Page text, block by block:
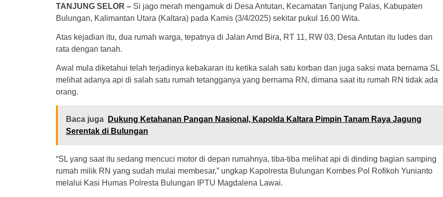
TANJUNG SELOR – Si jago merah mengamuk di Desa Antutan, Kecamatan Tanjung Palas, Kabupaten
Bulungan, Kalimantan Utara (Kaltara) pada Kamis (3/4/2025) sekitar pukul 16.00 Wita.
Atas kejadian itu, dua rumah warga, tepatnya di Jalan Amd Bira, RT 11, RW 03, Desa Antutan itu ludes dan
rata dengan tanah.
Awal mula diketahui telah terjadinya kebakaran itu ketika salah satu korban dan juga saksi mata bernama SL
melihat adanya api di salah satu rumah tetangganya yang bernama RN, dimana saat itu rumah RN tidak ada
orang.
Baca juga
Dukung Ketahanan Pangan Nasional, Kapolda Kaltara Pimpin Tanam Raya Jagung
Serentak di Bulungan
“SL yang saat itu sedang mencuci motor di depan rumahnya, tiba-tiba melihat api di dinding bagian samping
rumah milik RN yang sudah mulai membesar,” ungkap Kapolresta Bulungan Kombes Pol Rofikoh Yunianto
melalui Kasi Humas Polresta Bulungan IPTU Magdalena Lawai.